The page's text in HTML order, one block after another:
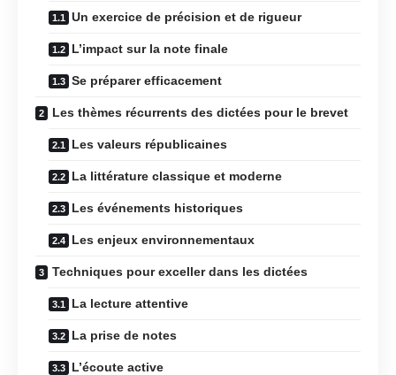
Un exercice de précision et de rigueur
L’impact sur la note finale
Se préparer efficacement
Les thèmes récurrents des dictées pour le brevet
Les valeurs républicaines
La littérature classique et moderne
Les événements historiques
Les enjeux environnementaux
Techniques pour exceller dans les dictées
La lecture attentive
La prise de notes
L’écoute active